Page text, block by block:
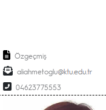
Özgeçmiş
aliahmetoglu
04623775553